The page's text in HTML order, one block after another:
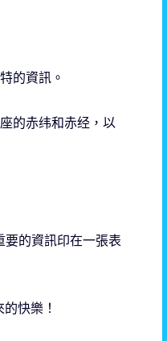
的資訊。
的赤纬和赤经，以
要的資訊印在一張表
快樂！